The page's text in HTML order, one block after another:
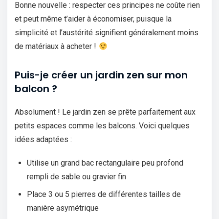
Bonne nouvelle : respecter ces principes ne coûte rien
et peut même t’aider à économiser, puisque la
simplicité et l’austérité signifient généralement moins
de matériaux à acheter !
Puis-je créer un jardin zen sur mon
balcon ?
Absolument ! Le jardin zen se prête parfaitement aux
petits espaces comme les balcons. Voici quelques
idées adaptées :
Utilise un grand bac rectangulaire peu profond
rempli de sable ou gravier fin
Place 3 ou 5 pierres de différentes tailles de
manière asymétrique